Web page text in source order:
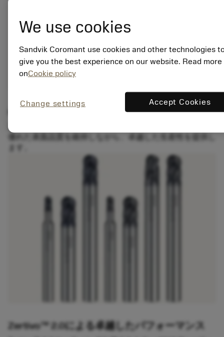
6枚刃による生産性の向上
最大6枚刃を備えたCoroMill® Pluraボールエンドミルは、
優れた表面品質を維持しながら、卓越した生産性を提供し
Zertivo™ 2.0による卓越したパフォーマンス
We use cookies
Sandvik Coromant use cookies and other technologies
give you the best experience on our website. Read more
onCookie policy
Change settings Accept Cookies